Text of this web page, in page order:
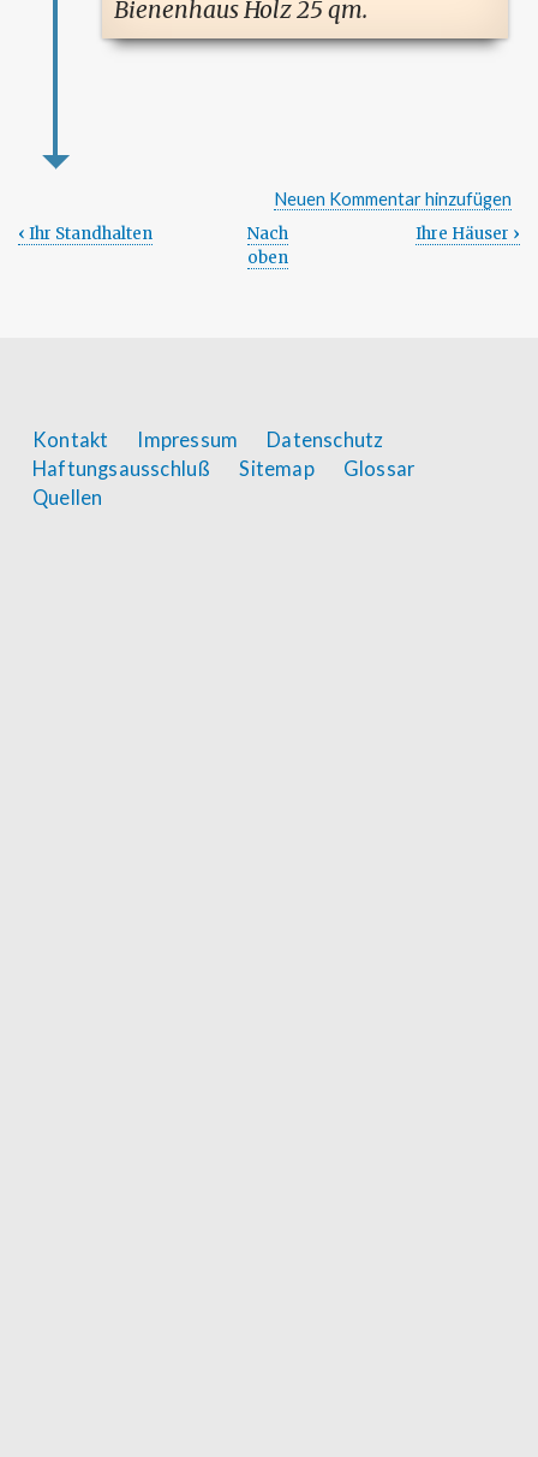
Bienenhaus Holz 25 qm.
Neuen Kommentar hinzufügen
im
Buch
‹ Ihr Standhalten
Nach
oben
Ihre Häuser ›
Footer
menu
Kontakt Impressum
Datenschutz
Haftungsausschluß
Sitemap
Glossar
Quellen